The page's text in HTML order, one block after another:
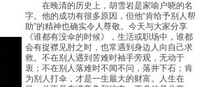
在晚清的历史上，胡雪岩是家喻户晓的名
字。他的成功有很多原因，但他“肯给予别人帮
助”的精神也确实令人尊敬。今天与大家分享
《谁都有没伞的时候》，生活或职场中，谁都
会有捉襟见肘之时，也常遇到身边人向自己求
救。不在别人遇到苦难时袖手旁观，无动于
衷；不在别人落难时不闻不问，落井下石；肯
为别人打伞，才是一生最大的财富。人生在